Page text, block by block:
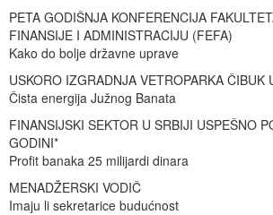
PETA GODIŠNJA KONFERENCIJA
FINANSIJE I ADMINISTRACIJU (FEFA)
Kako do bolje državne uprave
USKORO IZGRADNJA VETROPARKA ČIBUK
Čista energija Južnog Banata
FINANSIJSKI SEKTOR U SRBIJI USPEŠNO
GODINI*
Profit banaka 25 milijardi dinara
MENADŽERSKI VODIČ
Imaju li sekretarice budućnost